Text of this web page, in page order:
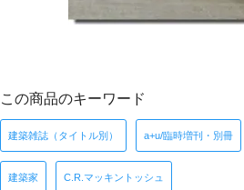
この商品のキーワード
建築雑誌（タイトル別） a+u/臨時増刊・別冊
建築家 C.R.マッキントッシュ